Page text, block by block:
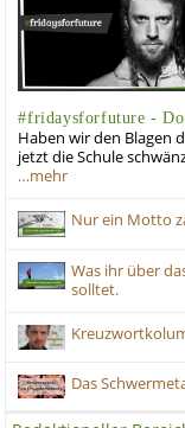
#fridaysforfuture -
Haben wir den Blagen
jetzt die Schule
…mehr
Nur ein Motto
Was ihr über
solltet.
Das